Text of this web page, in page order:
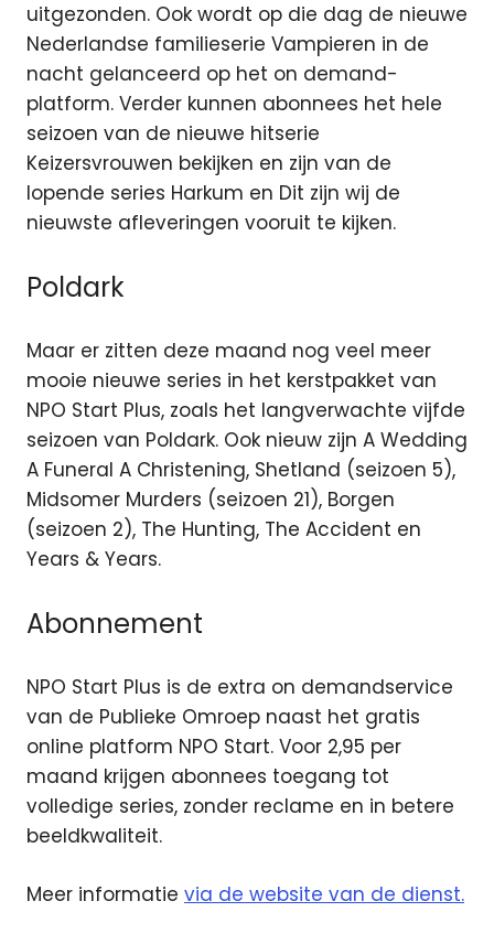
uitgezonden. Ook wordt op die dag de nieuwe
Nederlandse familieserie Vampieren in de
nacht gelanceerd op het on demand-
platform. Verder kunnen abonnees het hele
seizoen van de nieuwe hitserie
Keizersvrouwen bekijken en zijn van de
lopende series Harkum en Dit zijn wij de
nieuwste afleveringen vooruit te kijken.
Poldark
Maar er zitten deze maand nog veel meer
mooie nieuwe series in het kerstpakket van
NPO Start Plus, zoals het langverwachte vijfde
seizoen van Poldark. Ook nieuw zijn A Wedding
A Funeral A Christening, Shetland (seizoen 5),
Midsomer Murders (seizoen 21), Borgen
(seizoen 2), The Hunting, The Accident en
Years & Years.
Abonnement
NPO Start Plus is de extra on demandservice
van de Publieke Omroep naast het gratis
online platform NPO Start. Voor 2,95 per
maand krijgen abonnees toegang tot
volledige series, zonder reclame en in betere
beeldkwaliteit.
Meer informatie via de website van de dienst.